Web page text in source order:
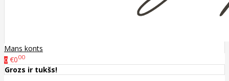
Mans konts
0 €000
Grozs ir tukšs!